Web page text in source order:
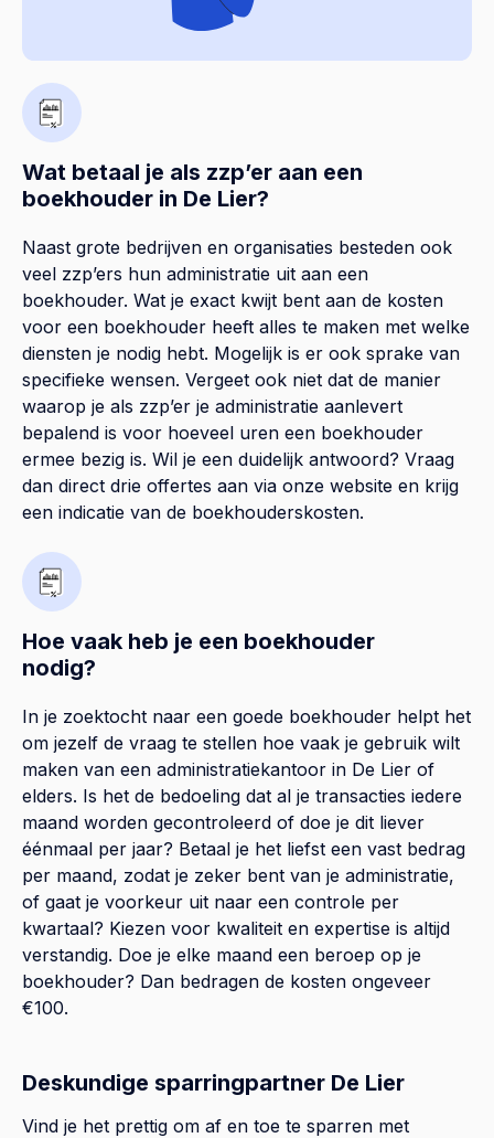
Wat betaal je als zzp’er aan een
boekhouder in De Lier?
Naast grote bedrijven en organisaties besteden ook
veel zzp’ers hun administratie uit aan een
boekhouder. Wat je exact kwijt bent aan de kosten
voor een boekhouder heeft alles te maken met welke
diensten je nodig hebt. Mogelijk is er ook sprake van
specifieke wensen. Vergeet ook niet dat de manier
waarop je als zzp’er je administratie aanlevert
bepalend is voor hoeveel uren een boekhouder
ermee bezig is. Wil je een duidelijk antwoord? Vraag
dan direct drie offertes aan via onze website en krijg
een indicatie van de boekhouderskosten.
Hoe vaak heb je een boekhouder
nodig?
In je zoektocht naar een goede boekhouder helpt het
om jezelf de vraag te stellen hoe vaak je gebruik wilt
maken van een administratiekantoor in De Lier of
elders. Is het de bedoeling dat al je transacties iedere
maand worden gecontroleerd of doe je dit liever
éénmaal per jaar? Betaal je het liefst een vast bedrag
per maand, zodat je zeker bent van je administratie,
of gaat je voorkeur uit naar een controle per
kwartaal? Kiezen voor kwaliteit en expertise is altijd
verstandig. Doe je elke maand een beroep op je
boekhouder? Dan bedragen de kosten ongeveer
€100.
Deskundige sparringpartner De Lier
Vind je het prettig om af en toe te sparren met